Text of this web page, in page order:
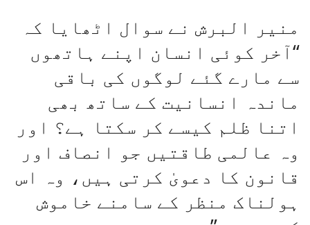
منیر البرش نے سوال اٹھایا کہ
“آخر کوئی انسان اپنے ہاتھوں
سے مارے گئے لوگوں کی باقی
ماندہ انسانیت کے ساتھ بھی
اتنا ظلم کیسے کر سکتا ہے؟ اور
وہ عالمی طاقتیں جو انصاف اور
قانون کا دعویٰ کرتی ہیں، وہ اس
ہولناک منظر کے سامنے خاموش